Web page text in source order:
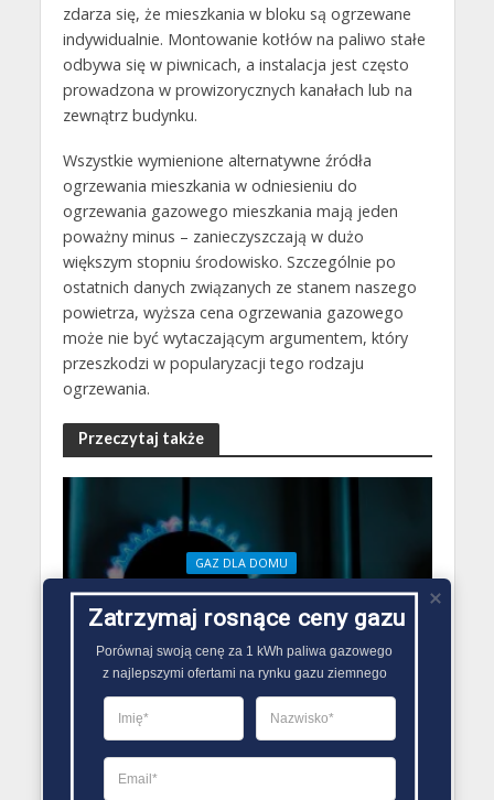
zdarza się, że mieszkania w bloku są ogrzewane
indywidualnie. Montowanie kotłów na paliwo stałe
odbywa się w piwnicach, a instalacja jest często
prowadzona w prowizorycznych kanałach lub na
zewnątrz budynku.
Wszystkie wymienione alternatywne źródła
ogrzewania mieszkania w odniesieniu do
ogrzewania gazowego mieszkania mają jeden
poważny minus – zanieczyszczają w dużo
większym stopniu środowisko. Szczególnie po
ostatnich danych związanych ze stanem naszego
powietrza, wyższa cena ogrzewania gazowego
może nie być wytaczającym argumentem, który
przeszkodzi w popularyzacji tego rodzaju
ogrzewania.
Przeczytaj także
GAZ DLA DOMU
Dlaczego gaz jest płynny
18 grudnia 2021
Zatrzymaj rosnące ceny gazu
Porównaj swoją cenę za 1 kWh paliwa gazowego
z najlepszymi ofertami na rynku gazu ziemnego